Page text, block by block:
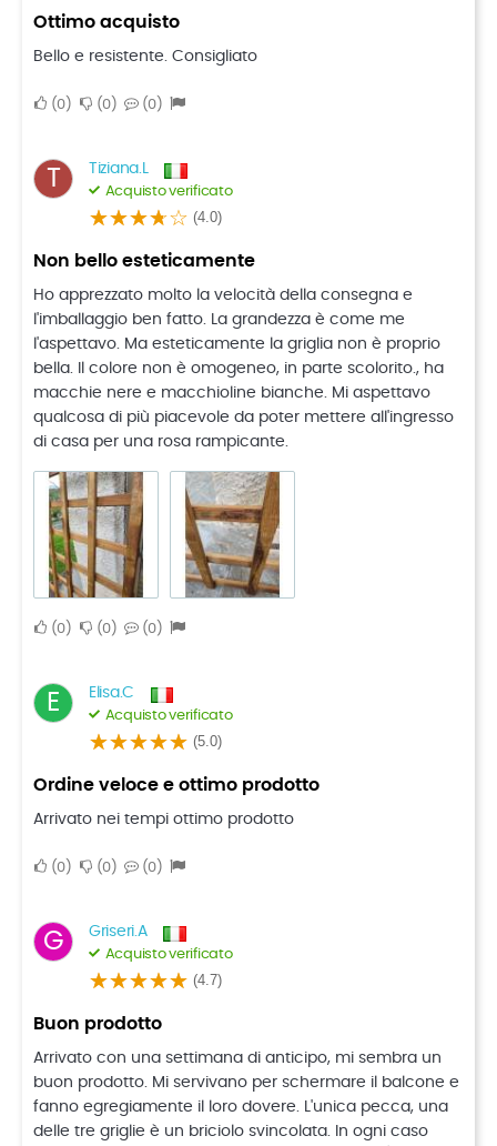
Ottimo acquisto
Bello e resistente. Consigliato
0 0 0
T Tiziana.L
Acquisto verificato
(4.0)
Non bello esteticamente
Ho apprezzato molto la velocità della consegna e
l'imballaggio ben fatto. La grandezza è come me
l'aspettavo. Ma esteticamente la griglia non è proprio
bella. Il colore non è omogeneo, in parte scolorito., ha
macchie nere e macchioline bianche. Mi aspettavo
qualcosa di più piacevole da poter mettere all'ingresso
di casa per una rosa rampicante.
0 0 0
E Elisa.C
Acquisto verificato
(5.0)
Ordine veloce e ottimo prodotto
Arrivato nei tempi ottimo prodotto
0 0 0
G Griseri.A
Acquisto verificato
(4.7)
Buon prodotto
Arrivato con una settimana di anticipo, mi sembra un
buon prodotto. Mi servivano per schermare il balcone e
fanno egregiamente il loro dovere. L'unica pecca, una
delle tre griglie è un briciolo svincolata. In ogni caso